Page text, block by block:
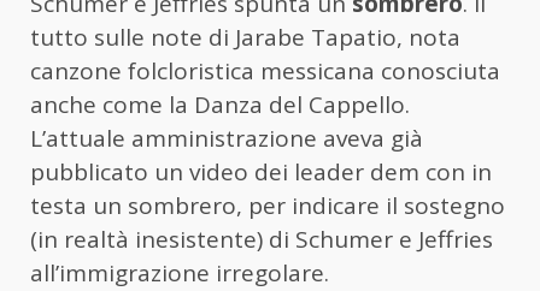
tutto sulle note di Jarabe Tapatio, nota
canzone folcloristica messicana conosciuta
anche come la Danza del Cappello.
L’attuale amministrazione aveva già
pubblicato un video dei leader dem con in
testa un sombrero, per indicare il sostegno
(in realtà inesistente) di Schumer e Jeffries
all’immigrazione irregolare.